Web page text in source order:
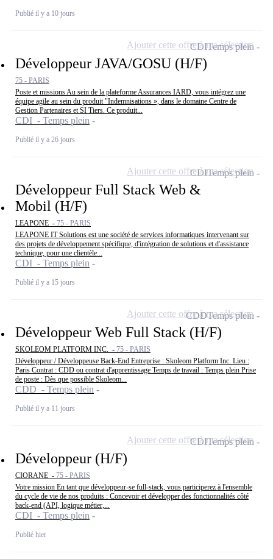
Publié il y a 10 jours
Développeur JAVA/GOSU (H/F)
75 - PARIS
Poste et missions Au sein de la plateforme Assurances IARD, vous intégrez une
équipe agile au sein du produit "Indemnisations », dans le domaine Centre de
Gestion Partenaires et SI Tiers. Ce produit...
CDI - Temps plein
Publié il y a 26 jours
CDITemps plein
Ajouter cette offre à ma sélection
Développeur Full Stack Web &
Mobil (H/F)
LEAPONE - 75 - PARIS
LEAPONE IT Solutions est une société de services informatiques intervenant sur
des projets de développement spécifique, d'intégration de solutions et d'assistance
technique, pour une clientèle...
CDI - Temps plein
Publié il y a 15 jours
CDITemps plein
Ajouter cette offre à ma sélection
Développeur Web Full Stack (H/F)
SKOLEOM PLATFORM INC. - 75 - PARIS
Développeur / Développeuse Back-End Entreprise : Skoleom Platform Inc. Lieu :
Paris Contrat : CDD ou contrat d'apprentissage Temps de travail : Temps plein Prise
de poste : Dès que possible Skoleom...
CDD - Temps plein
Publié il y a 11 jours
CDDTemps plein
Ajouter cette offre à ma sélection
Développeur (H/F)
CIORANE - 75 - PARIS
Votre mission En tant que développeur-se full-stack, vous participerez à l'ensemble
du cycle de vie de nos produits : Concevoir et développer des fonctionnalités côté
back-end (API, logique métier,...
CDI - Temps plein
Publié hier
CDITemps plein
Ajouter cette offre à ma sélection